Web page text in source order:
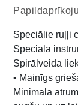
Speciālie ruļļi
Speciāla
Spirālveida
• Mainīgs
Minimālā